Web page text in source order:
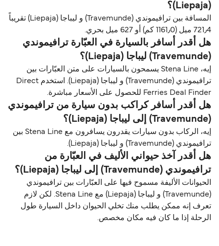
(Liepaja)؟
المسافة بين ترافيموندي (Travemunde) و ليباجا (Liepaja) تقريباً
721٫4 ميل (1161٫0 كم) أو 627 ميل بحري.
هل أقدر أسافر بالسيارة في العبّارة ترافيموندي
(Travemunde) ليباجا (Liepaja)؟
إيه، Stena Line يسمحون بالسيارات على متن العبّارات بين
ترافيموندي (Travemunde) و ليباجا (Liepaja). استخدم Direct
Ferries Deal Finder للحصول على الأسعار مباشرة.
هل أقدر أسافر كراكب بدون سيارة من ترافيموندي
(Travemunde) إلى ليباجا (Liepaja)؟
إيه، الركاب بدون سيارات يقدرون يسافرون مع Stena Line بين
ترافيموندي (Travemunde) و ليباجا (Liepaja).
هل أقدر آخذ حيواني الأليف في العبّارة من
ترافيموندي (Travemunde) إلى ليباجا (Liepaja)؟
الحيوانات الأليفة مسموح فيها على العبّارات بين ترافيموندي
(Travemunde) و ليباجا (Liepaja) مع Stena Line. لكن لازم
تعرف إنه ممكن يطلب منك تخلي الحيوان داخل السيارة طول
الرحلة إذا ما كان فيه مكان مخصص.